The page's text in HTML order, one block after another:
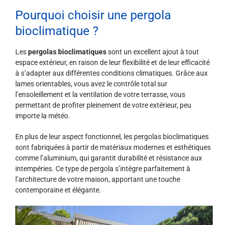
Pourquoi choisir une pergola
bioclimatique ?
Lespergolas bioclimatiquessont un excellent ajout à tout
espace extérieur, en raison de leur flexibilité et de leur efficacité
à s’adapter aux différentes conditions climatiques. Grâce aux
lames orientables, vous avez le contrôle total sur
l’ensoleillement et la ventilation de votre terrasse, vous
permettant de profiter pleinement de votre extérieur, peu
importe la météo.
En plus de leur aspect fonctionnel, les pergolas bioclimatiques
sont fabriquées à partir de matériaux modernes et esthétiques
comme l’aluminium, qui garantit durabilité et résistance aux
intempéries. Ce type de pergola s’intègre parfaitement à
l’architecture de votre maison, apportant une touche
contemporaine et élégante.